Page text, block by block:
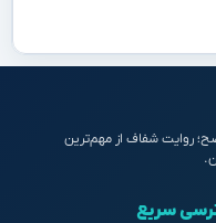
روایت شفاف از مهم‌ترین
سریع